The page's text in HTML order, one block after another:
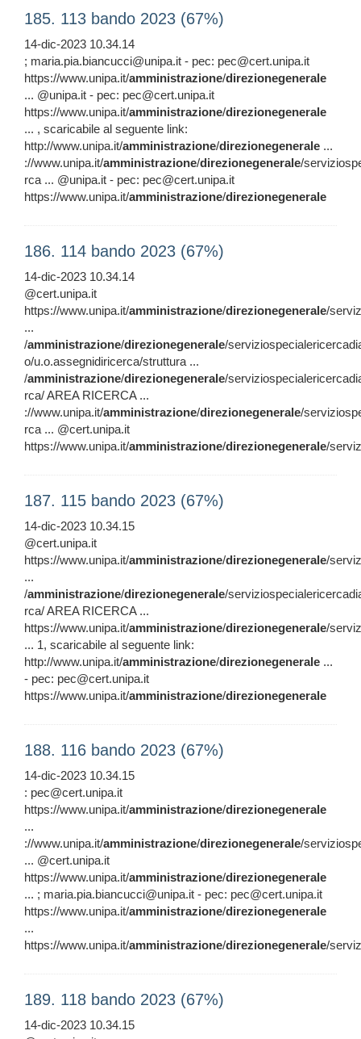
185. 113 bando 2023 (67%)
14-dic-2023 10.34.14
; maria.pia.biancucci@unipa.it - pec: pec@cert.unipa.it
https://www.unipa.it/amministrazione/direzionegenerale
... @unipa.it - pec: pec@cert.unipa.it
https://www.unipa.it/amministrazione/direzionegenerale
... , scaricabile al seguente link:
http://www.unipa.it/amministrazione/direzionegenerale ...
://www.unipa.it/amministrazione/direzionegenerale/
rca ... @unipa.it - pec: pec@cert.unipa.it
https://www.unipa.it/amministrazione/direzionegenerale
186. 114 bando 2023 (67%)
14-dic-2023 10.34.14
@cert.unipa.it
https://www.unipa.it/amministrazione/direzionegenerale/
...
/amministrazione/direzionegenerale/
o/u.o.assegnidiricerca/struttura ...
/amministrazione/direzionegenerale/
rca/ AREA RICERCA ...
://www.unipa.it/amministrazione/direzionegenerale/
rca ... @cert.unipa.it
https://www.unipa.it/amministrazione/direzionegenerale/
187. 115 bando 2023 (67%)
14-dic-2023 10.34.15
@cert.unipa.it
https://www.unipa.it/amministrazione/direzionegenerale/
...
/amministrazione/direzionegenerale/
rca/ AREA RICERCA ...
https://www.unipa.it/amministrazione/direzionegenerale/
... 1, scaricabile al seguente link:
http://www.unipa.it/amministrazione/direzionegenerale ...
- pec: pec@cert.unipa.it
https://www.unipa.it/amministrazione/direzionegenerale
188. 116 bando 2023 (67%)
14-dic-2023 10.34.15
: pec@cert.unipa.it
https://www.unipa.it/amministrazione/direzionegenerale
...
://www.unipa.it/amministrazione/direzionegenerale/
... @cert.unipa.it
https://www.unipa.it/amministrazione/direzionegenerale
... ; maria.pia.biancucci@unipa.it - pec: pec@cert.unipa.it
https://www.unipa.it/amministrazione/direzionegenerale
...
https://www.unipa.it/amministrazione/direzionegenerale/
189. 118 bando 2023 (67%)
14-dic-2023 10.34.15